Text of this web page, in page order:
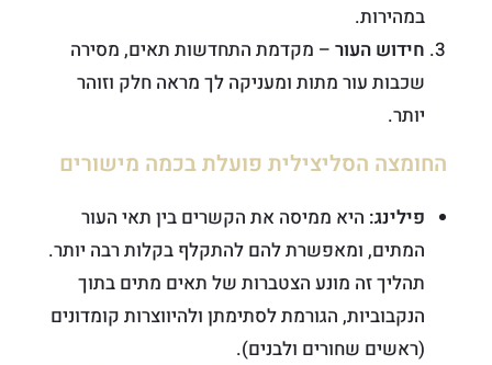
במהירות.
חידוש העור – מקדמת התחדשות תאים, מסירה
שכבות עור מתות ומעניקה לך מראה חלק וזוהר
יותר.
החומצה הסליצילית פועלת בכמה מישורים
פילינג: היא ממיסה את הקשרים בין תאי העור
המתים, ומאפשרת להם להתקלף בקלות רבה יותר.
תהליך זה מונע הצטברות של תאים מתים בתוך
הנקבוביות, הגורמת לסתימתן ולהיווצרות קומדונים
(ראשים שחורים ולבנים).